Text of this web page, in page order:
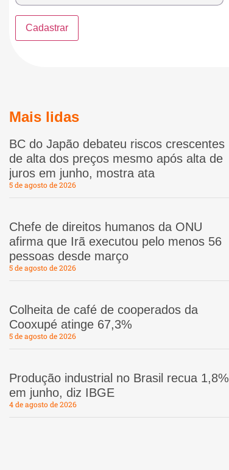
Mais lidas
BC do Japão debateu riscos crescentes
de alta dos preços mesmo após alta de
juros em junho, mostra ata
5 de agosto de 2026
Chefe de direitos humanos da ONU
afirma que Irã executou pelo menos 56
pessoas desde março
5 de agosto de 2026
Colheita de café de cooperados da
Cooxupé atinge 67,3%
5 de agosto de 2026
Produção industrial no Brasil recua 1,8%
em junho, diz IBGE
4 de agosto de 2026